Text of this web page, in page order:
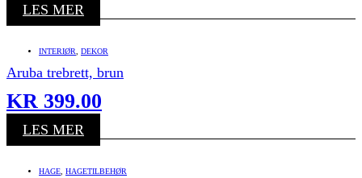
LES MER
INTERIØR DEKOR
Aruba trebrett, brun
KR 399.00
LES MER
HAGE HAGETILBEHØR